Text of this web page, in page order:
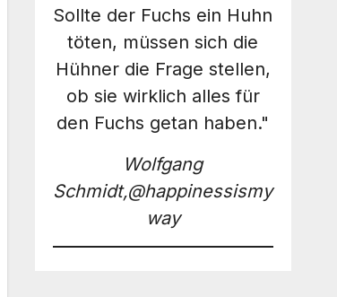
Sollte der Fuchs ein Huhn
töten, müssen sich die
Hühner die Frage stellen,
ob sie wirklich alles für
den Fuchs getan haben."
Wolfgang
Schmidt,@happinessismy
way